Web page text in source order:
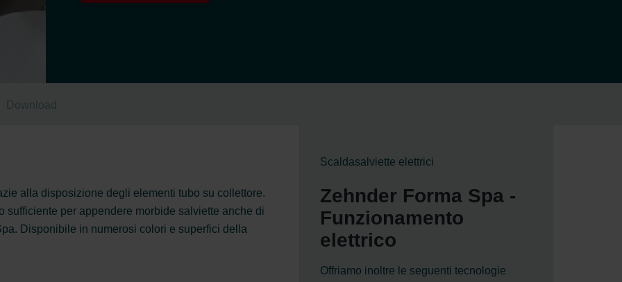
Download
alla disposizione degli elementi tubo su collettore.
sufficiente per appendere morbide salviette anche di
Disponibile in numerosi colori e superfici della
Scaldasalviette elettrici
Zehnder Forma Spa -
Funzionamento
elettrico
Offriamo inoltre le seguenti tecnologie